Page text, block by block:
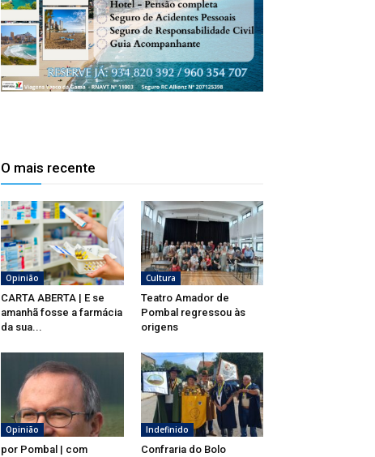
O mais recente
Opinião
CARTA ABERTA | E se
amanhã fosse a farmácia
da sua...
Cultura
Teatro Amador de
Pombal regressou às
origens
Opinião
por Pombal | com
Indefinido
Confraria do Bolo